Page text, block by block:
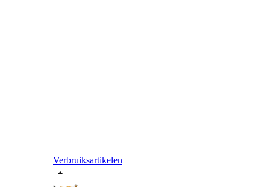
Verbruiksartikelen